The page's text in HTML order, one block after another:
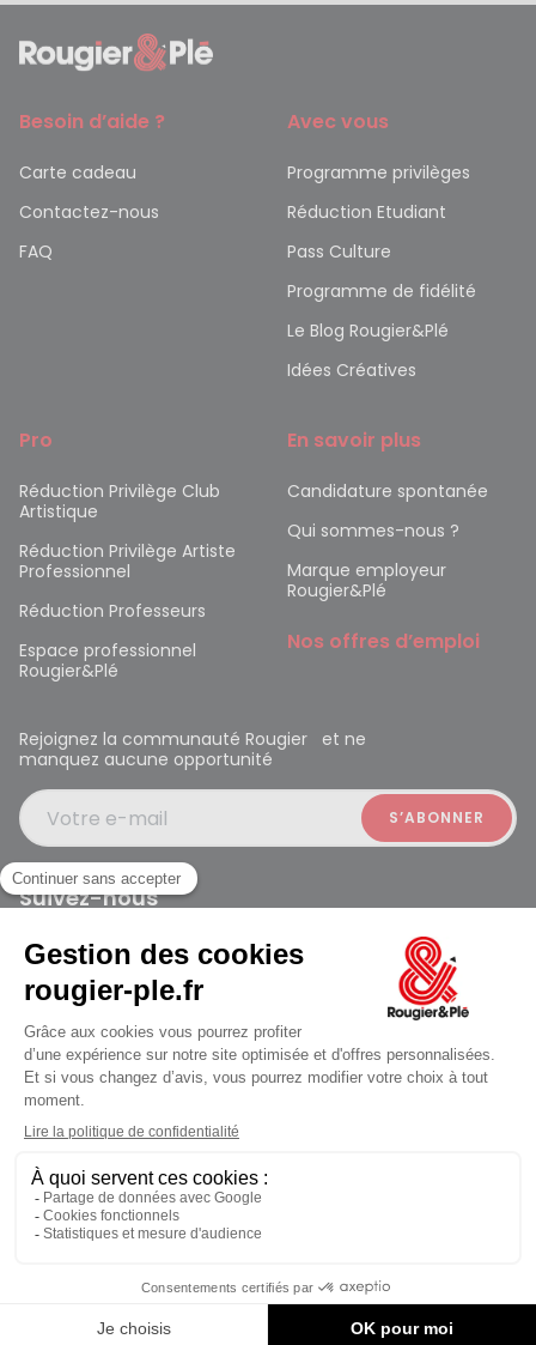
jusqu'au Vendredi à 09:30
Besoin d’aide ?
Carte cadeau
Contactez-nous
FAQ
Avec vous
Programme privilèges
Réduction Etudiant
Pass Culture
Programme de fidélité
Le Blog Rougier&Plé
Idées Créatives
Pro
Réduction Privilège Club
Artistique
Réduction Privilège Artiste
Professionnel
Réduction Professeurs
Espace professionnel
Rougier&Plé
En savoir plus
Candidature spontanée
Qui sommes-nous ?
Marque employeur
Rougier&Plé
Nos offres d’emploi
Rejoignez la communauté Rougier et ne
manquez aucune opportunité
Votre e-mail
Suivez-nous
Rougier et Plé 2024 Copyright
Mentions légales
Conditions générales des ventes
Données personnelles
Paiement sécurisé